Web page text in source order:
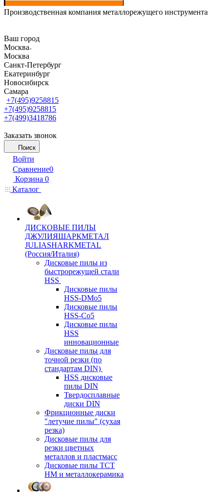
Производственная компания металлорежущего инструмента
Ваш город
Москва
Москва
Санкт-Петербург
Екатеринбург
Новосибирск
Самара
+7(495)9258815
+7(495)9258815
+7(499)3418786
Заказать звонок
Поиск
Войти
Сравнение0
Корзина 0
Каталог
ДИСКОВЫЕ ПИЛЫ
ДЖУЛИЯШАРКМЕТАЛ
JULIASHARKMETAL
(Россия/Италия)
Дисковые пилы из
быстрорежущей стали
HSS
Дисковые пилы
HSS-DMo5
Дисковые пилы
HSS-Co5
Дисковые пилы
HSS
инновационные
Дисковые пилы для
точной резки (по
стандартам DIN)
HSS дисковые
пилы DIN
Твердосплавные
диски DIN
Фрикционные диски
"летучие пилы" (сухая
резка)
Дисковые пилы для
резки цветных
металлов и пластмасс
Дисковые пилы ТСТ
НМ и металлокерамика